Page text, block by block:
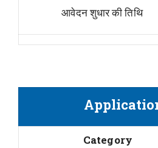
आवेदन शुधार की तिथि
Category